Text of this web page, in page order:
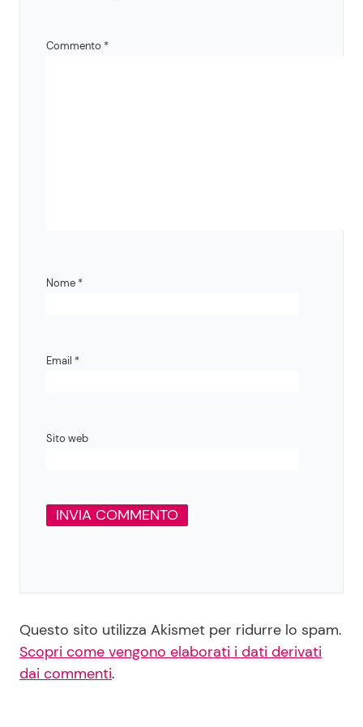
Commento *
Nome *
Email *
Sito web
Questo sito utilizza Akismet per ridurre lo spam.
Scopri come vengono elaborati i dati derivati
dai commenti.